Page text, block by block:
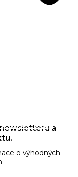
a
o výhodných
osobních údajů